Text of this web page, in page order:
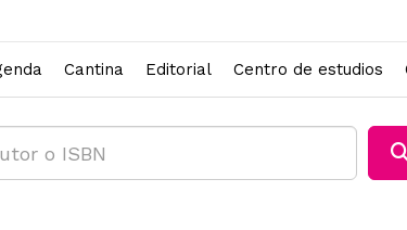
Cantina Editorial Centro de estudios